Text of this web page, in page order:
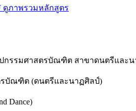
ดูภาพรวมหลักสูตร
กรรมศาสตรบัณฑิต สาขาดนตรีและน
บัณฑิต (ดนตรีและนาฏศิลป์)
Dance)